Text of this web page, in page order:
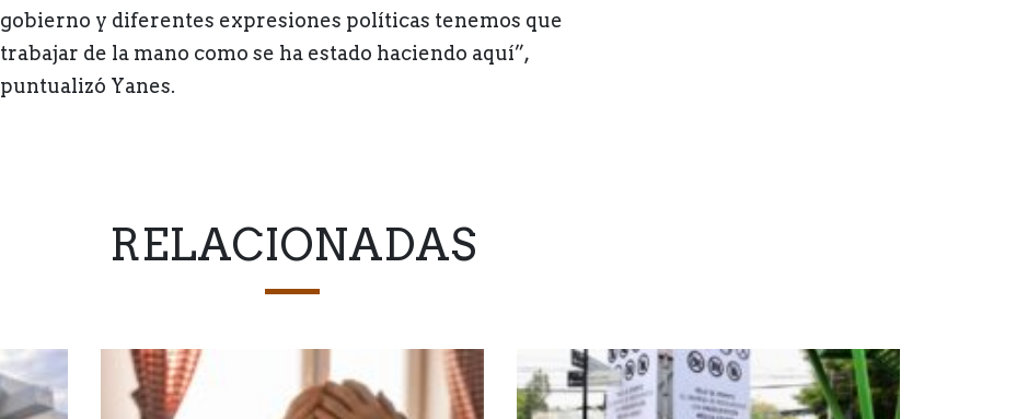
gobierno y diferentes expresiones políticas tenemos que
trabajar de la mano como se ha estado haciendo aquí”,
puntualizó Yanes.
RELACIONADAS